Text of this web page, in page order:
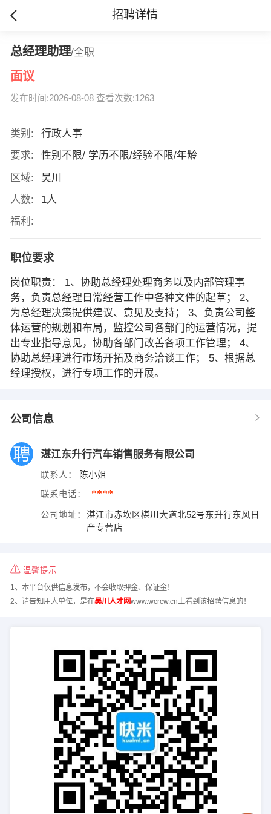
招聘详情
总经理助理/全职
面议
发布时间:2026-08-08 查看次数:1263
类别:
行政人事
要求:
性别不限/ 学历不限/经验不限/年龄
区域:
吴川
人数:
1人
福利:
职位要求
岗位职责： 1、协助总经理处理商务以及内部管理事
务，负责总经理日常经营工作中各种文件的起草； 2、
为总经理决策提供建议、意见及支持； 3、负责公司整
体运营的规划和布局，监控公司各部门的运营情况，提
出专业指导意见，协助各部门改善各项工作管理； 4、
协助总经理进行市场开拓及商务洽谈工作； 5、根据总
经理授权，进行专项工作的开展。
公司信息
湛江东升行汽车销售服务有限公司
联系人： 陈小姐
联系电话： ****
公司地址：
湛江市赤坎区椹川大道北52号东升行东风日
产专营店
温馨提示
1、本平台仅供信息发布，不会收取押金、保证金！
2、请告知用人单位，是在吴川人才网www.wcrcw.cn上看到该招聘信息的！